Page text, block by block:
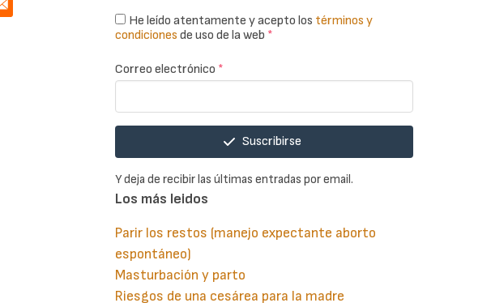
He leído atentamente y acepto los términos y
condiciones de uso de la web *
Correo electrónico *
Suscribirse
Y deja de recibir las últimas entradas por email.
Los más leidos
Parir los restos (manejo expectante aborto
espontáneo)
Masturbación y parto
Riesgos de una cesárea para la madre